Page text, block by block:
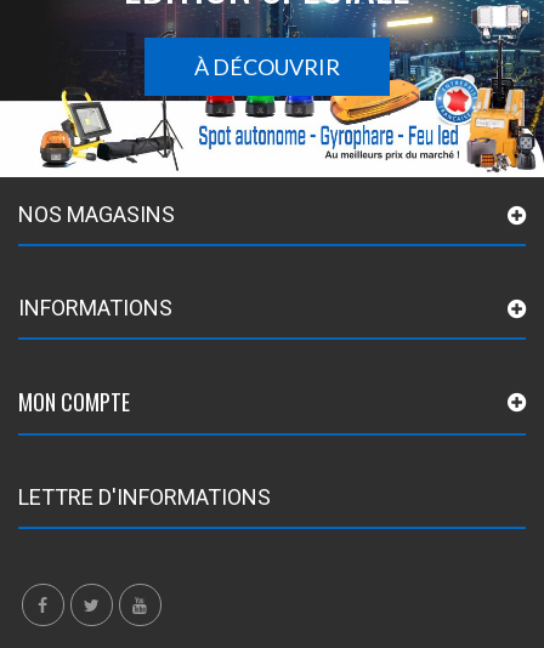
À DÉCOUVRIR
NOS MAGASINS
INFORMATIONS
MON COMPTE
LETTRE D'INFORMATIONS